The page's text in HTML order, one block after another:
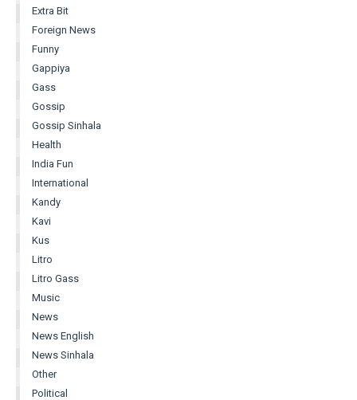
Extra Bit
Foreign News
Funny
Gappiya
Gass
Gossip
Gossip Sinhala
Health
India Fun
International
Kandy
Kavi
Kus
Litro
Litro Gass
Music
News
News English
News Sinhala
Other
Political